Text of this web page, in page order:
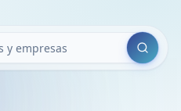
Buscar